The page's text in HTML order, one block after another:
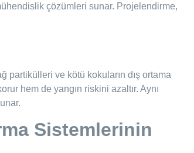
çözümleri sunar. Projelendirme,
partikülleri ve kötü kokuların dış ortama
hem de yangın riskini azaltır. Aynı
Sistemlerinin